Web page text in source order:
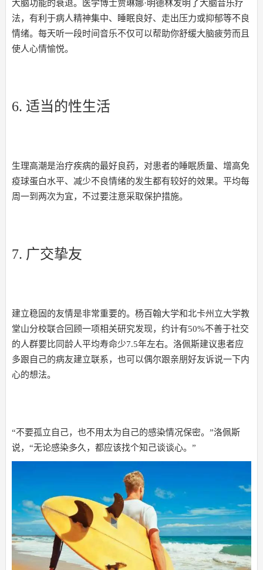
大脑功能的衰退。医学博士贾琳娜·明德林发明了大脑音乐疗
法，有利于病人精神集中、睡眠良好、走出压力或抑郁等不良
情绪。每天听一段时间音乐不仅可以帮助你舒缓大脑疲劳而且
使人心情愉悦。
6. 适当的性生活
生理高潮是治疗疾病的最好良药，对患者的睡眠质量、增高免
疫球蛋白水平、减少不良情绪的发生都有较好的效果。平均每
周一到两次为宜，不过要注意采取保护措施。
7. 广交挚友
建立稳固的友情是非常重要的。杨百翰大学和北卡州立大学教
堂山分校联合回顾一项相关研究发现，约计有50%不善于社交
的人群要比同龄人平均寿命少7.5年左右。洛佩斯建议患者应
多跟自己的病友建立联系，也可以偶尔跟亲朋好友诉说一下内
心的想法。
“不要孤立自己，也不用太为自己的感染情况保密。”洛佩斯
说，“无论感染多久，都应该找个知己谈谈心。”